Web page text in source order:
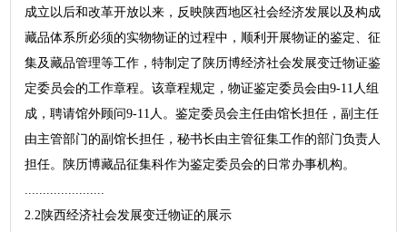
成立以后和改革开放以来，反映陕西地区社会经济发展以及构成
藏品体系所必须的实物物证的过程中，顺利开展物证的鉴定、征
集及藏品管理等工作，特制定了陕历博经济社会发展变迁物证鉴
定委员会的工作章程。该章程规定，物证鉴定委员会由9-11人组
成，聘请馆外顾问9-11人。鉴定委员会主任由馆长担任，副主任
由主管部门的副馆长担任，秘书长由主管征集工作的部门负责人
担任。陕历博藏品征集科作为鉴定委员会的日常办事机构。
2.2陕西经济社会发展变迁物证的展示